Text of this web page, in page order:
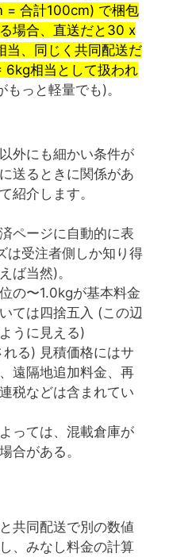
合計100cm) で梱包
場合、直送だと30 x
、同じく共同配送だ
相当として扱われ
っと軽量でも)。
外にも細かい条件が
送るときに関係があ
紹介します。
ページに自動的に表
は受注者側しか知り得
ば当然)。
の〜1.0kgが基本料金
ては四捨五入 (この辺
うに見える)
る) 見積価格にはサ
遠隔地追加料金、再
税などは含まれてい
っては、混載倉庫が
合がある。
共同配送で別の数値
、みなし料金の計算